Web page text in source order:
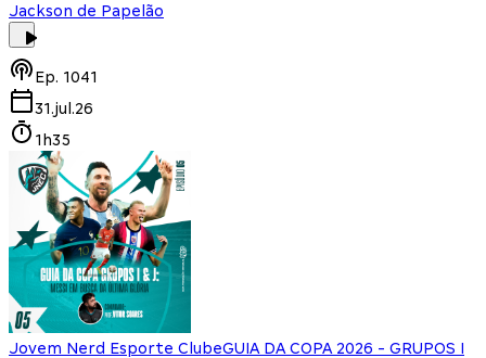
Jackson de Papelão
Ep. 1041
31.jul.26
1h35
Jovem Nerd Esporte ClubeGUIA DA COPA 2026 - GRUPOS I